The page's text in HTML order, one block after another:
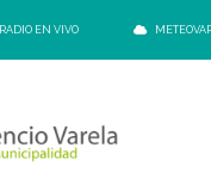
RADIO EN VIVO